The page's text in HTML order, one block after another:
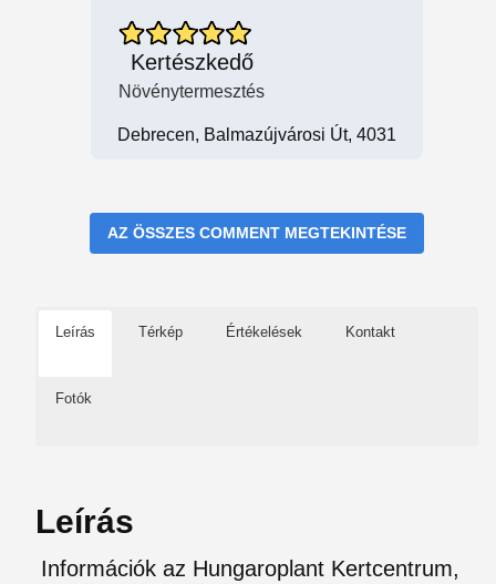
Kertészkedő
Növénytermesztés
Debrecen, Balmazújvárosi Út, 4031
AZ ÖSSZES COMMENT MEGTEKINTÉSE
Leírás Térkép Értékelések Kontakt
Fotók
Leírás
Információk az Hungaroplant Kertcentrum,